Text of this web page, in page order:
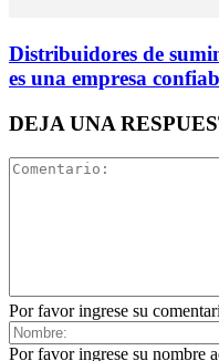
Distribuidores de
es una empresa
DEJA UNA
Por favor ingrese su
Por favor ingrese su nombre